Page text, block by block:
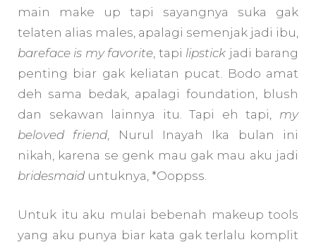
main make up tapi sayangnya suka gak
telaten alias males, apalagi semenjak jadi ibu,
bareface is my favorite, tapi lipstick jadi barang
penting biar gak keliatan pucat. Bodo amat
deh sama bedak, apalagi foundation, blush
dan sekawan lainnya itu. Tapi eh tapi, my
beloved
friend, Nurul Inayah Ika bulan ini
nikah, karena se genk mau gak mau aku jadi
bridesmaiduntuknya, *Ooppss.
Untuk itu aku mulai bebenah makeup tools
yang aku punya biar kata gak terlalu komplit